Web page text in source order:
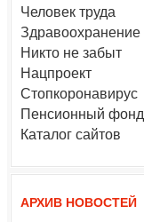
Человек труда
Здравоохранение
Никто не забыт
Нацпроект
Стопкоронавирус
Пенсионный фонд
Каталог сайтов
АРХИВ НОВОСТЕЙ